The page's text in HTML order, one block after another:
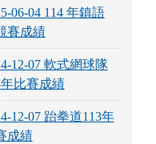
06-04 114 年鎮語
賽成績
12-07 軟式網球隊
年比賽成績
12-07 跆拳道113年
成績